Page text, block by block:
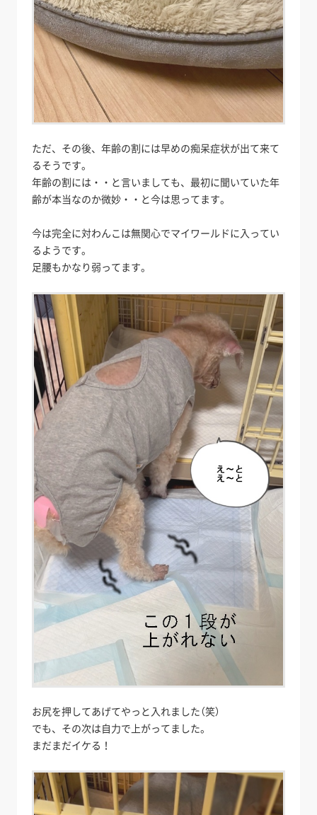
ただ、その後、年齢の割には早めの痴呆症状が出て来て
るそうです。
年齢の割には・・と言いましても、最初に聞いていた年
齢が本当なのか微妙・・と今は思ってます。
今は完全に対わんこは無関心でマイワールドに入ってい
るようです。
足腰もかなり弱ってます。
お尻を押してあげてやっと入れました（笑）
でも、その次は自力で上がってました。
まだまだイケる！